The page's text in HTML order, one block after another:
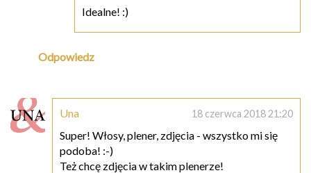
Idealne! :)
Odpowiedz
Una 18 czerwca 2018 21:20
Super! Włosy, plener, zdjęcia - wszystko mi się
podoba! :-)
Też chcę zdjęcia w takim plenerze!